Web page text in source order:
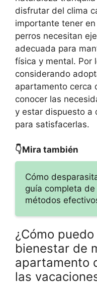
disfrutar del clima
importante tener
perros necesitan
adecuada para
física y mental. Por
considerando
apartamento cerca
conocer las
y estar dispuesto a
para satisfacerlas.
👇Mira también
Cómo
guía completa
métodos
¿Cómo
bienestar de
apartamento
las